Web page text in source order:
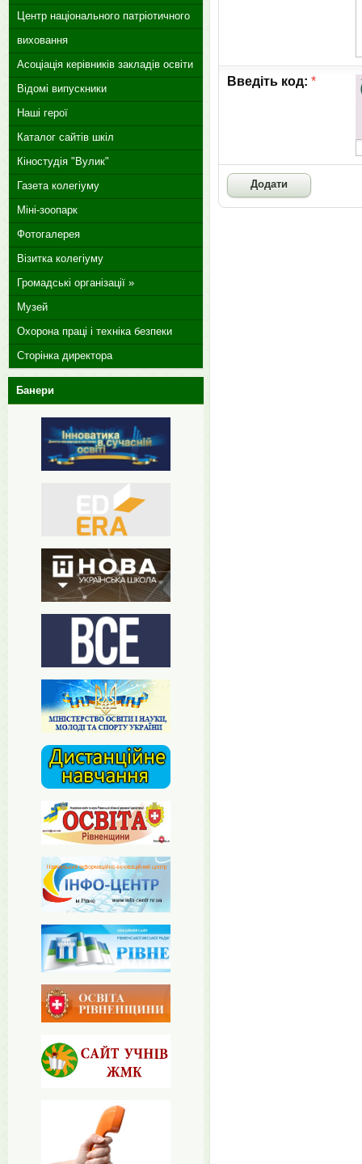
Введіть код: *
Центр національного патріотичного
виховання
Асоціація керівників закладів освіти
Відомі випускники
Наші герої
Каталог сайтів шкіл
Кіностудія "Вулик"
Газета колегіуму
Міні-зоопарк
Фотогалерея
Візитка колегіуму
Громадські організації »
Музей
Охорона праці і техніка безпеки
Сторінка директора
Банери